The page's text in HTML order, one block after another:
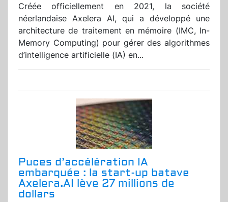
Créée officiellement en 2021, la société
néerlandaise Axelera AI, qui a développé une
architecture de traitement en mémoire (IMC, In-
Memory Computing) pour gérer des algorithmes
d’intelligence artificielle (IA) en...
Puces d’accélération IA
embarquée : la start-up batave
Axelera.AI lève 27 millions de
dollars